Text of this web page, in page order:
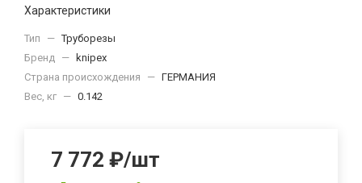
Характеристики
Тип — Труборезы
Бренд —
knipex
Страна происхождения
— ГЕРМАНИЯ
Вес, кг — 0.142
7 772 ₽/шт